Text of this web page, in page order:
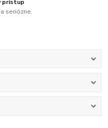
prístup
seriózne.